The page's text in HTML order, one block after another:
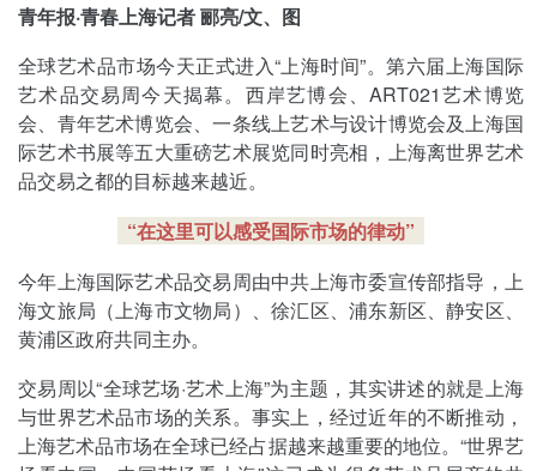
青年报·青春上海记者 郦亮/文、图
全球艺术品市场今天正式进入“上海时间”。第六届上海国际
艺术品交易周今天揭幕。西岸艺博会、ART021艺术博览
会、青年艺术博览会、一条线上艺术与设计博览会及上海国
际艺术书展等五大重磅艺术展览同时亮相，上海离世界艺术
品交易之都的目标越来越近。
“在这里可以感受国际市场的律动”
今年上海国际艺术品交易周由中共上海市委宣传部指导，上
海文旅局（上海市文物局）、徐汇区、浦东新区、静安区、
黄浦区政府共同主办。
交易周以“全球艺场·艺术上海”为主题，其实讲述的就是上海
与世界艺术品市场的关系。事实上，经过近年的不断推动，
上海艺术品市场在全球已经占据越来越重要的地位。“世界艺